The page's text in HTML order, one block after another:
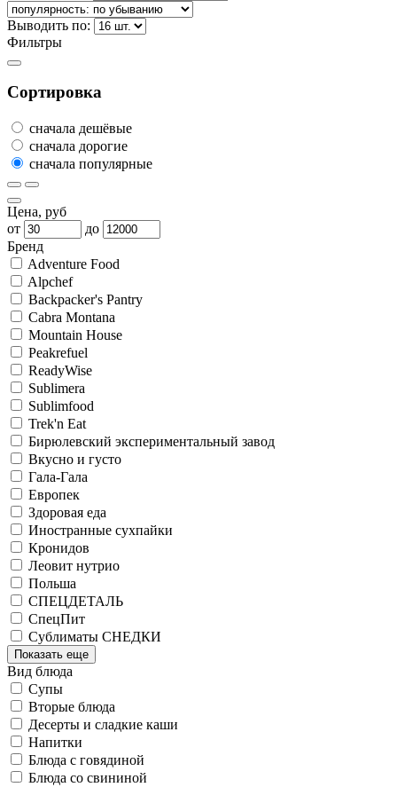
Выводить по:
Фильтры
Сортировка
сначала дешёвые
сначала дорогие
сначала популярные
Цена, руб
от
до
Бренд
Adventure Food
Alpchef
Backpacker's Pantry
Cabra Montana
Mountain House
Peakrefuel
ReadyWise
Sublimera
Sublimfood
Trek'n Eat
Бирюлевский экспериментальный завод
Вкусно и густо
Гала-Гала
Европек
Здоровая еда
Иностранные сухпайки
Кронидов
Леовит нутрио
Польша
СПЕЦДЕТАЛЬ
СпецПит
Сублиматы СНЕДКИ
Показать еще
Вид блюда
Супы
Вторые блюда
Десерты и сладкие каши
Напитки
Блюда с говядиной
Блюда со свининой